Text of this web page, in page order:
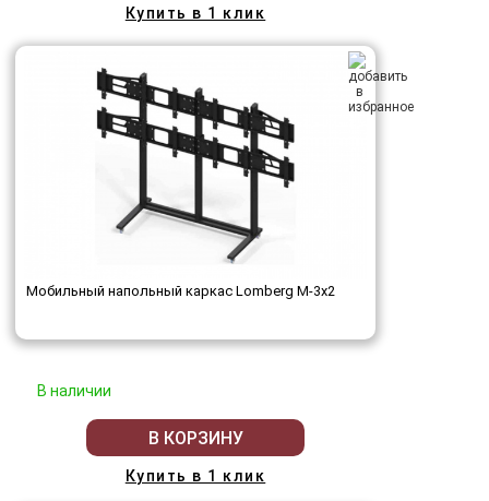
Купить в 1 клик
Мобильный напольный каркас Lomberg M-3х2
В наличии
В КОРЗИНУ
Купить в 1 клик